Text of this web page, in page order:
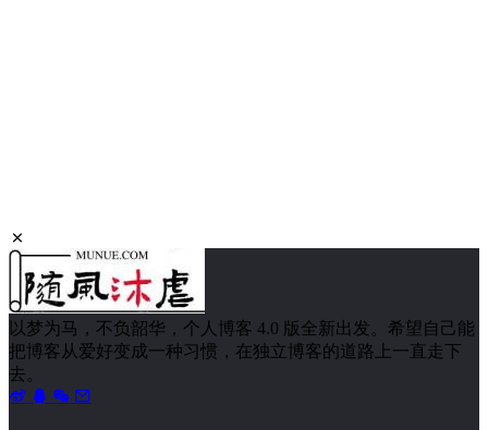
以梦为马，不负韶华，个人博客 4.0 版全新出发。希望自己能
把博客从爱好变成一种习惯，在独立博客的道路上一直走下
去。